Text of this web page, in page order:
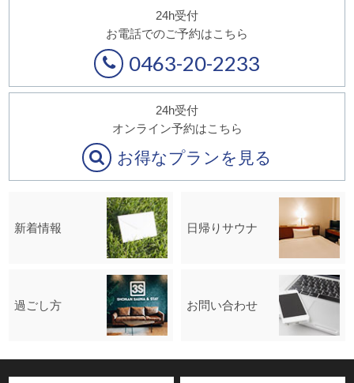
24h受付
お電話でのご予約はこちら
0463-20-2233
24h受付
オンライン予約はこちら
お得なプランを見る
新着情報 日帰りサウナ
過ごし方 お問い合わせ